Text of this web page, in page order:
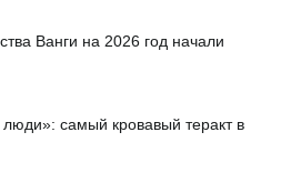
Ванги на 2026 год начали
самый кровавый теракт в